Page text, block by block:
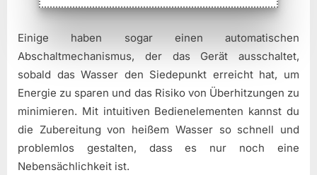
Einige haben sogar einen automatischen
Abschaltmechanismus, der das Gerät ausschaltet,
sobald das Wasser den Siedepunkt erreicht hat, um
Energie zu sparen und das Risiko von Überhitzungen zu
minimieren. Mit intuitiven Bedienelementen kannst du
die Zubereitung von heißem Wasser so schnell und
problemlos gestalten, dass es nur noch eine
Nebensächlichkeit ist.